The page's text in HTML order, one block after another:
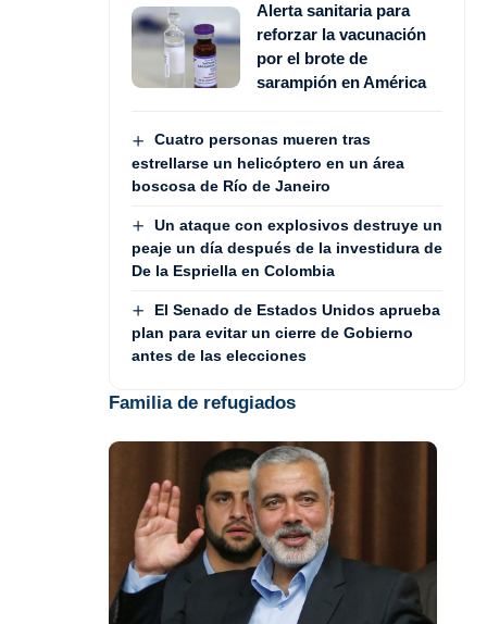
Alerta sanitaria para
reforzar la vacunación
por el brote de
sarampión en América
Cuatro personas mueren tras
estrellarse un helicóptero en un área
boscosa de Río de Janeiro
Un ataque con explosivos destruye un
peaje un día después de la investidura de
De la Espriella en Colombia
El Senado de Estados Unidos aprueba
plan para evitar un cierre de Gobierno
antes de las elecciones
Familia de refugiados